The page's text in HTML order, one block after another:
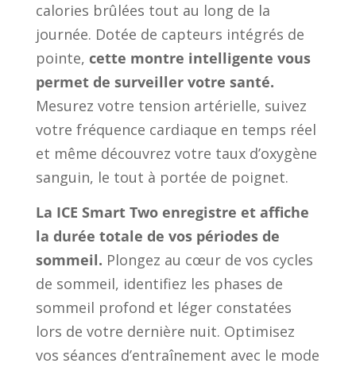
calories brûlées tout au long de la
journée. Dotée de capteurs intégrés de
pointe, cette montre intelligente vous
permet de surveiller votre santé.
Mesurez votre tension artérielle, suivez
votre fréquence cardiaque en temps réel
et même découvrez votre taux d’oxygène
sanguin, le tout à portée de poignet.
La ICE Smart Two enregistre et affiche
la durée totale de vos périodes de
sommeil. Plongez au cœur de vos cycles
de sommeil, identifiez les phases de
sommeil profond et léger constatées
lors de votre dernière nuit. Optimisez
vos séances d’entraînement avec le mode